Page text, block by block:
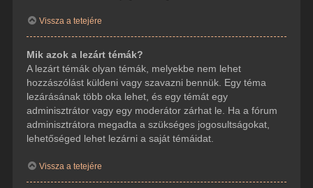
Vissza a tetejére
Mik azok a lezárt témák?
A lezárt témák olyan témák, melyekbe nem lehet
hozzászólást küldeni vagy szavazni bennük. Egy téma
lezárásának több oka lehet, és egy témát egy
adminisztrátor vagy egy moderátor zárhat le. Ha a fórum
adminisztrátora megadta a szükséges jogosultságokat,
lehetőséged lehet lezárni a saját témáidat.
Vissza a tetejére